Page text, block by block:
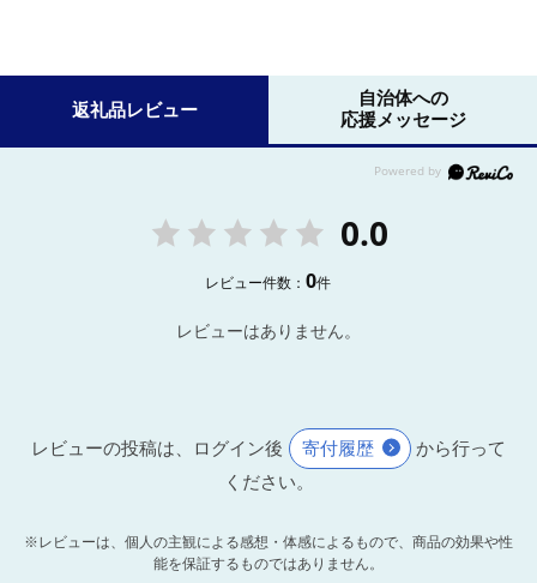
返礼品レビュー
自治体への
応援メッセージ
0.0
レビュー件数：0件
レビューはありません。
レビューの投稿は、ログイン後 寄付履歴
から行って
ください。
※レビューは、個人の主観による感想・体感によるもので、商品の効果や性
能を保証するものではありません。